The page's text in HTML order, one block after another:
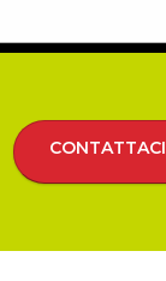
CONTATTACI